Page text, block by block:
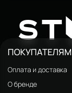
ST
ПОКУПАТЕЛЯМ
Оплата и доставка
О бренде